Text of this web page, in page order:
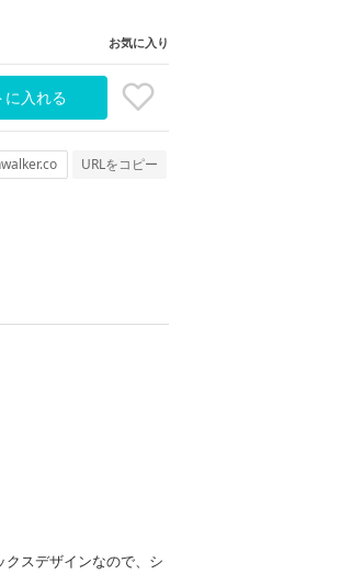
お気に入り
に入れる
URLをコピー
スデザインなので、シ